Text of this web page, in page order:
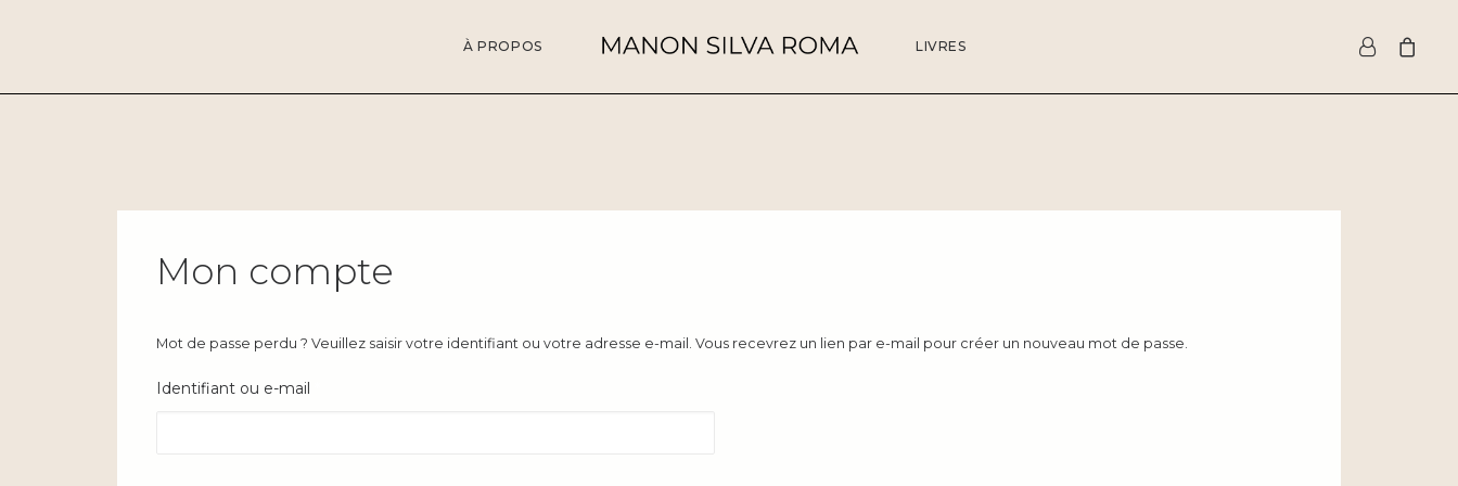
À PROPOS LIVRES
Mon compte
Mot de passe perdu ? Veuillez saisir votre identifiant ou votre adresse e-mail. Vous recevrez un lien par e-mail pour créer un nouveau mot de passe.
Identifiant ou e-mail